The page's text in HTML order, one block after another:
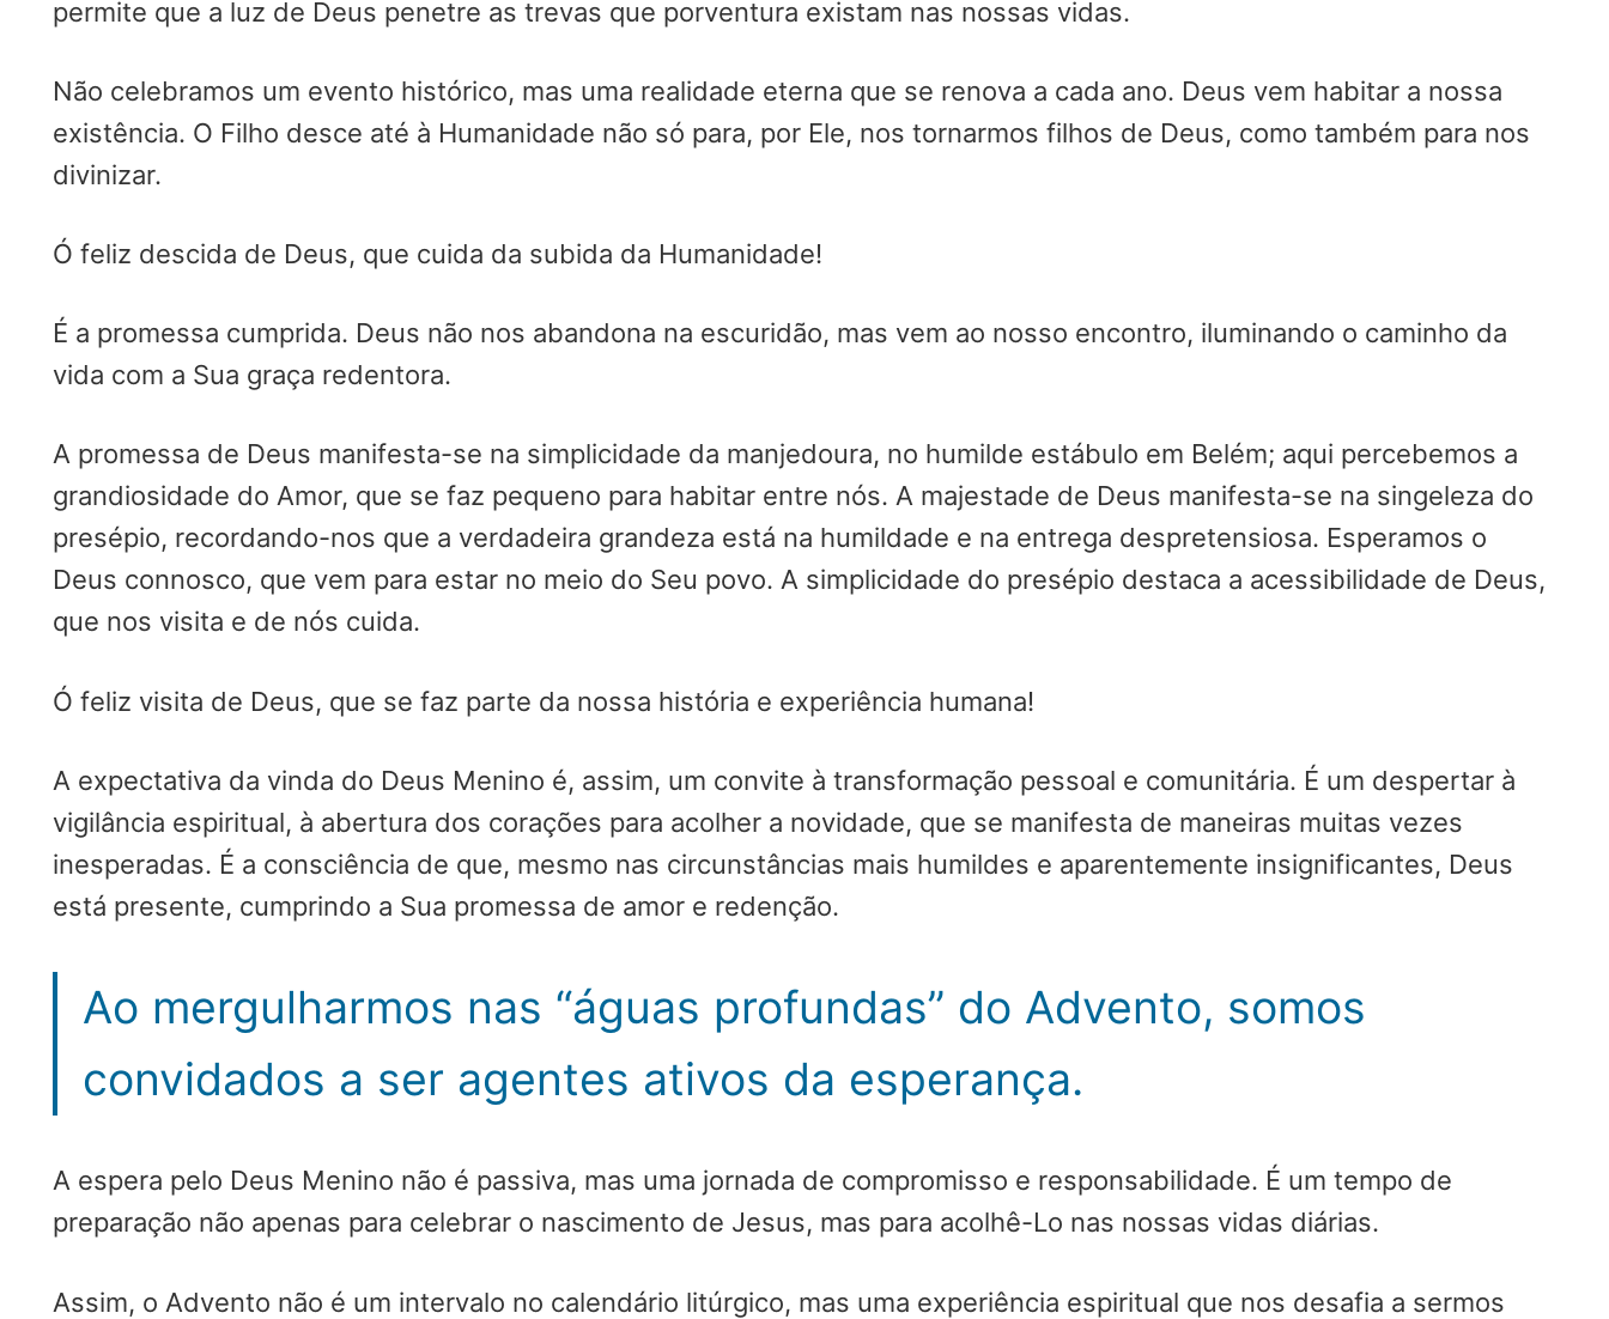
permite que a luz de Deus penetre as trevas que porventura existam nas nossas vidas.
Não celebramos um evento histórico, mas uma realidade eterna que se renova a cada ano. Deus vem habitar a nossa
existência. O Filho desce até à Humanidade não só para, por Ele, nos tornarmos filhos de Deus, como também para nos
divinizar.
Ó feliz descida de Deus, que cuida da subida da Humanidade!
É a promessa cumprida. Deus não nos abandona na escuridão, mas vem ao nosso encontro, iluminando o caminho da
vida com a Sua graça redentora.
A promessa de Deus manifesta-se na simplicidade da manjedoura, no humilde estábulo em Belém; aqui percebemos a
grandiosidade do Amor, que se faz pequeno para habitar entre nós. A majestade de Deus manifesta-se na singeleza do
presépio, recordando-nos que a verdadeira grandeza está na humildade e na entrega despretensiosa. Esperamos o
Deus connosco, que vem para estar no meio do Seu povo. A simplicidade do presépio destaca a acessibilidade de Deus,
que nos visita e de nós cuida.
Ó feliz visita de Deus, que se faz parte da nossa história e experiência humana!
A expectativa da vinda do Deus Menino é, assim, um convite à transformação pessoal e comunitária. É um despertar à
vigilância espiritual, à abertura dos corações para acolher a novidade, que se manifesta de maneiras muitas vezes
inesperadas. É a consciência de que, mesmo nas circunstâncias mais humildes e aparentemente insignificantes, Deus
está presente, cumprindo a Sua promessa de amor e redenção.
Ao mergulharmos nas “águas profundas” do Advento, somos
convidados a ser agentes ativos da esperança.
A espera pelo Deus Menino não é passiva, mas uma jornada de compromisso e responsabilidade. É um tempo de
preparação não apenas para celebrar o nascimento de Jesus, mas para acolhê-Lo nas nossas vidas diárias.
Assim, o Advento não é um intervalo no calendário litúrgico, mas uma experiência espiritual que nos desafia a sermos